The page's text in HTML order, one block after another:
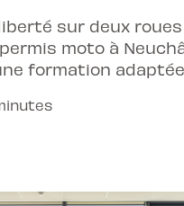
sur deux roues
moto à
formation